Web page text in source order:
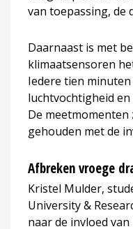
van toepassing, de
Daarnaast is met
klimaatsensoren
Iedere tien
luchtvochtigheid
De
gehouden met de
Afbreken vroege
Kristel Mulder,
University &
naar de invloed